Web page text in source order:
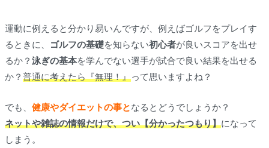
運動に例えると分かり易いんですが、例えばゴルフをプレイす
るときに、
ゴルフの基礎を知らない初心者が良いスコアを出せ
るか？ 泳ぎの基本を学んでない選手が試合で良い結果を出せる
か？ 普通に考えたら『無理！』って思いますよね？
でも、 健康やダイエットの事となるとどうでしょうか？
ネットや雑誌の情報だけで、つい【分かったつもり】になって
しまう。